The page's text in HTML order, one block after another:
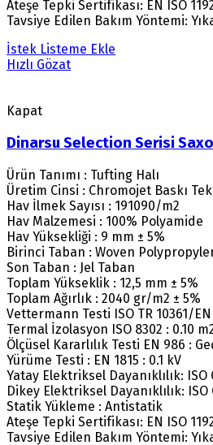
Ateşe Tepki Sertifikası: EN ISO
Tavsiye Edilen Bakım Yöntemi:
İstek Listeme Ekle
Hızlı Gözat
Kapat
Dinarsu Selection Serisi
Ürün Tanımı : Tufting Halı
Üretim Cinsi : Chromojet Baskı
Hav İlmek Sayısı : 191090/m2
Hav Malzemesi : 100% Polyamide
Hav Yüksekliği : 9 mm ± 5%
Birinci Taban : Woven
Son Taban : Jel Taban
Toplam Yükseklik : 12,5 mm ± 5%
Toplam Ağırlık : 2040 gr/m2 ± 5%
Vettermann Testi ISO TR 10361/EN
Termal İzolasyon ISO 8302 : 0.10
Ölçüsel Kararlılık Testi EN 986 :
Yürüme Testi : EN 1815 : 0.1 kV
Yatay Elektriksel Dayanıklılık: ISO
Dikey Elektriksel Dayanıklılık: ISO
Statik Yükleme : Antistatik
Ateşe Tepki Sertifikası: EN ISO
Tavsiye Edilen Bakım Yöntemi: